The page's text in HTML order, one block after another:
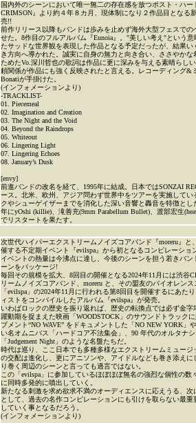
国内外のシーンにおいて唯一無二の存在感を放つポスト・ハ
CRIMSON』より約４年８カ月、現体制になり２作品目となる
売!!
前作リリース以降もバンドは歩みを止めず海外大型フェスで
せた。8作目のフルアルバム『Eunoia』。"美しい考え"という
たサッドな世界観を表現した作品となる予定だったが、結果
き方向へ導かれた。誠実に自身の無力と向き合い、ささやか
ためたVo.深川哲也の歌詞は作品に更に深みを与える素晴らし
頼関係が作品にも強く反映されたと言える。レコーディング&
Bonatiが手掛けた。
(インフォメーションより)
-TRACKLIST-
01. Piecemeal
02. Imagination and Creation
03. The Night and the Void
04. Beyond the Raindrops
05. Whiteout
06. Lingering Light
07. Lingering Echoes
08. January’s Dusk
[envy]
前進バンドの改名を経て、1995年に結成。日本ではSONZAI
ース。北米、欧州、アジア問わず世界中をツアーを実施して
クやシューゲイザーまでを消化した深い音響と轟音を特徴と
年にyOshi (killie)、滝善充(9mm Parabellum Bullet)、渡部宏生
でリスタートを果たす。
次世代ハイパーエクストリームノイズコアバンド『moreru』
催する不定期イベント『evilspa』から初となるコンピレーショ
イベントの熱量は今沸点に達し、今後のシーンを担う若きバ
ーンをパッケージ!
毎回その規模を拡大、8回目の開催となる2024年11月には渋谷
リームノイズコアバンド、moreru と、その盟友のバイオレン
「evilspa」の2024年11月に行われる第8回目を開催するにあ
ィストをコンパイルしたアルバム『evilspa』が発売。
いわばロックの歴史を振り返れば、歴史の転換点では必ず金
躍動期を捉まえた映画「WOODSTOCK」のサウンドトラック
ブメント“NO WAVE” をドキュメントした「NO NEW YORK
い名オムニバス「ハードコア不法集会」、90 年代のオルタナ
「Judgement Night」のような名盤たちだ。
時代は巡り、ここ日本でも多種多様なエクストリームミュー
の交配は進化し、更にアニソンや、アイドルなども巻き添え
り巻く周辺のシーンと言っても過言ではない。
この「evilspa」に参加しているほぼほぼ無名の強烈な個性の
に同時多発的に噴出していく。
新たなる刺激を求め欲求不満のオーディエンスに応えうる、
として、過去の名作コンピレーションにも引けを取らない最
していく事となるだろう。
(インフォメーションより)